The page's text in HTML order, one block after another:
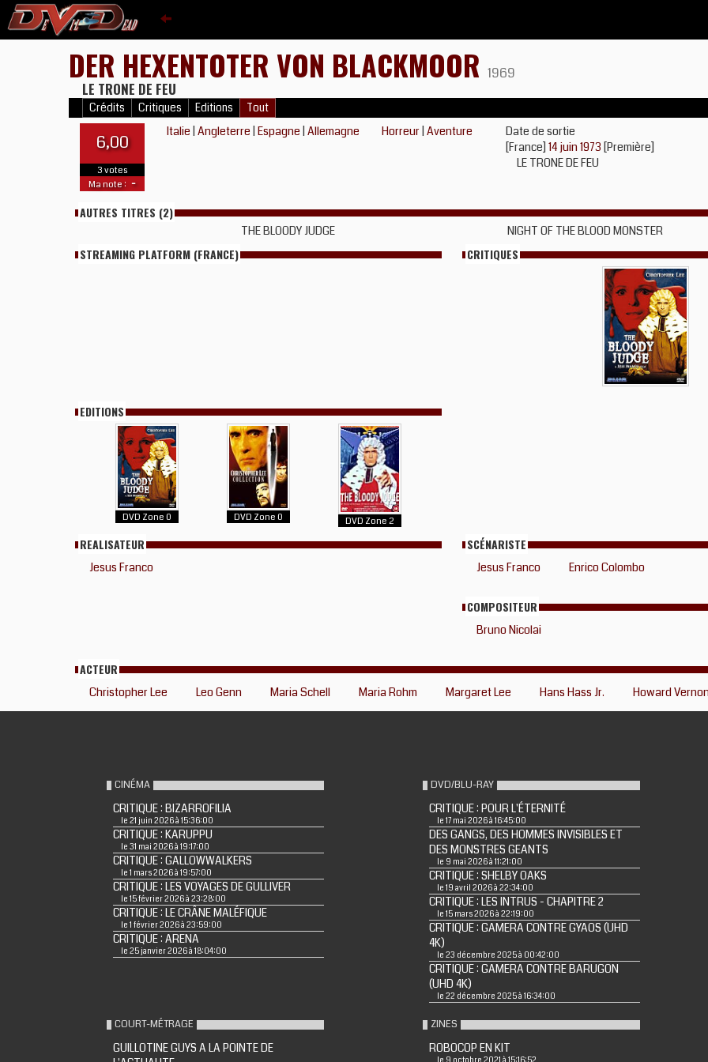
DER HEXENTOTER VON BLACKMOOR 1969
LE TRONE DE FEU
Crédits Critiques Editions Tout
6,00
3 votes
Ma note : -
Italie |Angleterre |Espagne |Allemagne Horreur |Aventure
Date de sortie
[France]14 juin 1973 [Première]
LE TRONE DE FEU
AUTRES TITRES (2)
THE BLOODY JUDGE NIGHT OF THE BLOOD MONSTER
STREAMING PLATFORM (FRANCE) CRITIQUES
EDITIONS
DVD Zone 0 DVD Zone 0 DVD Zone 2
REALISATEUR
Jesus Franco
SCÉNARISTE
Jesus Franco Enrico Colombo
COMPOSITEUR
Bruno Nicolai
ACTEUR
Christopher Lee Leo Genn Maria Schell Maria Rohm Margaret Lee Hans Hass Jr. Howard
CINÉMA
CRITIQUE : BIZARROFILIA
le 21 juin 2026 à 15:36:00
CRITIQUE : KARUPPU
le 31 mai 2026 à 19:17:00
CRITIQUE : GALLOWWALKERS
le 1 mars 2026 à 19:57:00
CRITIQUE : LES VOYAGES DE GULLIVER
le 15 février 2026 à 23:28:00
CRITIQUE : LE CRÂNE MALÉFIQUE
le 1 février 2026 à 23:59:00
CRITIQUE : ARENA
le 25 janvier 2026 à 18:04:00
DVD/BLU-RAY
CRITIQUE : POUR L'ÉTERNITÉ
le 17 mai 2026 à 16:45:00
DES GANGS, DES HOMMES INVISIBLES ET
DES MONSTRES GEANTS
le 9 mai 2026 à 11:21:00
CRITIQUE : SHELBY OAKS
le 19 avril 2026 à 22:34:00
CRITIQUE : LES INTRUS - CHAPITRE 2
le 15 mars 2026 à 22:19:00
CRITIQUE : GAMERA CONTRE GYAOS (UHD
4K)
le 23 décembre 2025 à 00:42:00
CRITIQUE : GAMERA CONTRE BARUGON
(UHD 4K)
le 22 décembre 2025 à 16:34:00
COURT-MÉTRAGE
GUILLOTINE GUYS A LA POINTE DE
ZINES
ROBOCOP EN KIT